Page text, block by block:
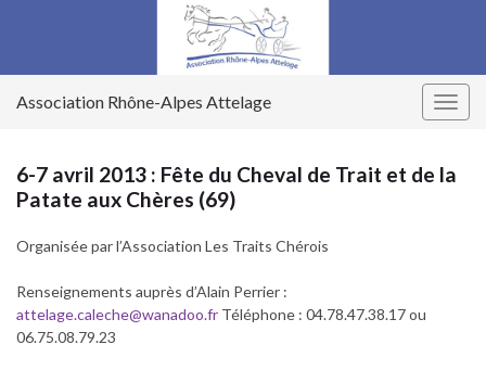
Association Rhône-Alpes Attelage
6-7 avril 2013 : Fête du Cheval de Trait et de la
Patate aux Chères (69)
Organisée par l’Association Les Traits Chérois
Renseignements auprès d’Alain Perrier :
attelage.caleche@wanadoo.fr Téléphone : 04.78.47.38.17 ou
06.75.08.79.23